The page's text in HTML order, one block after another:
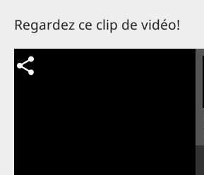
Regardez ce clip de vidéo!